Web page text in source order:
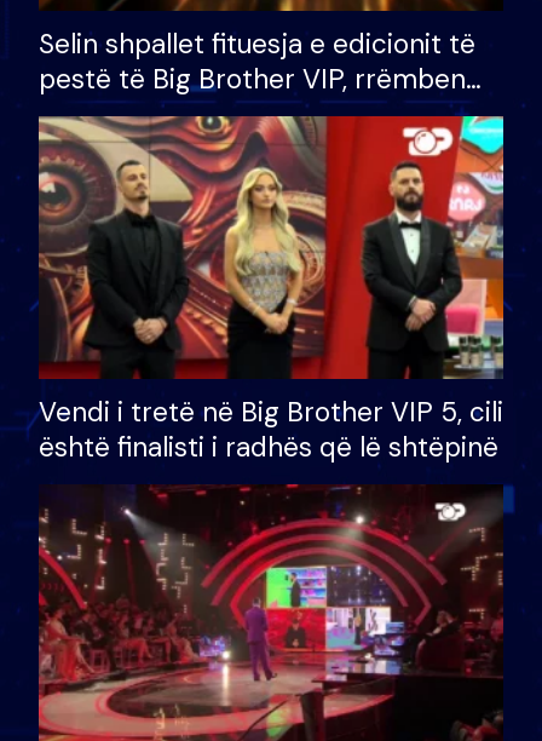
Selin shpallet fituesja e edicionit të
pestë të Big Brother VIP, rrëmben
çmimin e madh prej 100 mijë eurosh
Vendi i tretë në Big Brother VIP 5, cili
është finalisti i radhës që lë shtëpinë